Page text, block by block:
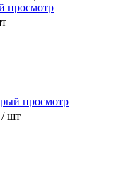
просмотр
просмотр
/ шт